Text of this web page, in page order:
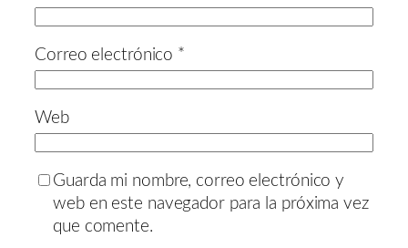
Correo electrónico *
Web
Guarda mi nombre, correo electrónico y
web en este navegador para la próxima vez
que comente.